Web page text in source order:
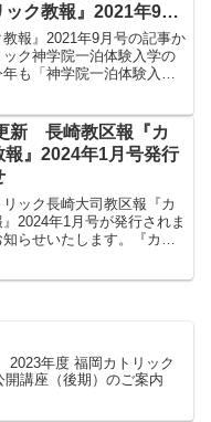
ク教報』2021年9月
教報』2021年9月号の記事か
ック神学院一泊体験入学の
も「神学院一泊体験入
をご確認ください。お申
ちしてい...
新 長崎教区報『カ
報』2024年1月号発行
リック長崎大司教区報『カ
』2024年1月号が発行されま
らせいたします。『カト
年度 福岡カトリック
開講座（後期）のご案内